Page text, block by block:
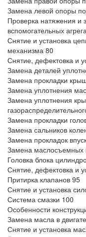
Замена левой опоры
Проверка натяжения и
вспомогательных
Снятие и установка
механизма 80
Снятие, дефектовка и
Замена деталей
Замена прокладки
Замена уплотнения
Замена уплотнения
Замена прокладки
Замена сальников
Замена прокладок
Замена маслосъемных
Головка блока
Снятие, дефектовка и
Притирка клапанов 95
Снятие и установка
Система смазки 100
Особенности
Замена масла в
Снятие и установка